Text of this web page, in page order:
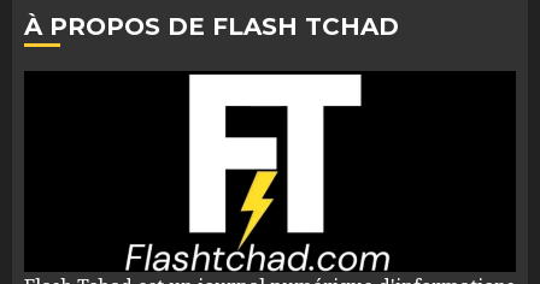
À PROPOS DE FLASH TCHAD